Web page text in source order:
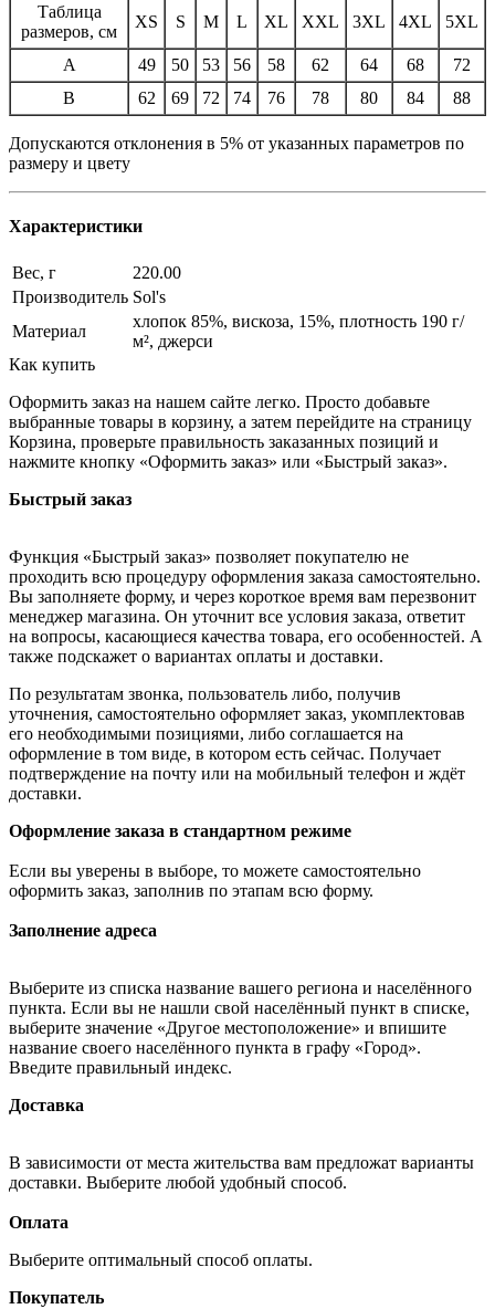
Таблица
размеров, см
XS S M L XL XXL 3XL 4XL 5XL
A 49 50 53 56 58 62 64 68
72
B
62 69 72 74 76 78 80 84 88
Допускаются отклонения в 5% от указанных параметров по
размеру и цвету
Характеристики
Вес, г
220.00
Производитель Sol's
Материал
хлопок 85%, вискоза, 15%, плотность 190 г/
м², джерси
Как купить
Оформить заказ на нашем сайте легко. Просто добавьте
выбранные товары в корзину, а затем перейдите на страницу
Корзина, проверьте правильность заказанных позиций и
нажмите кнопку «Оформить заказ» или «Быстрый заказ».
Быстрый заказ
Функция «Быстрый заказ» позволяет покупателю не
проходить всю процедуру оформления заказа самостоятельно.
Вы заполняете форму, и через короткое время вам перезвонит
менеджер магазина. Он уточнит все условия заказа, ответит
на вопросы, касающиеся качества товара, его особенностей. А
также подскажет о вариантах оплаты и доставки.
По результатам звонка, пользователь либо, получив
уточнения, самостоятельно оформляет заказ, укомплектовав
его необходимыми позициями, либо соглашается на
оформление в том виде, в котором есть сейчас. Получает
подтверждение на почту или на мобильный телефон и ждёт
доставки.
Оформление заказа в стандартном режиме
Если вы уверены в выборе, то можете самостоятельно
оформить заказ, заполнив по этапам всю форму.
Заполнение адреса
Выберите из списка название вашего региона и населённого
пункта. Если вы не нашли свой населённый пункт в списке,
выберите значение «Другое местоположение» и впишите
название своего населённого пункта в графу «Город».
Введите правильный индекс.
Доставка
В зависимости от места жительства вам предложат варианты
доставки. Выберите любой удобный способ.
Оплата
Выберите оптимальный способ оплаты.
Покупатель